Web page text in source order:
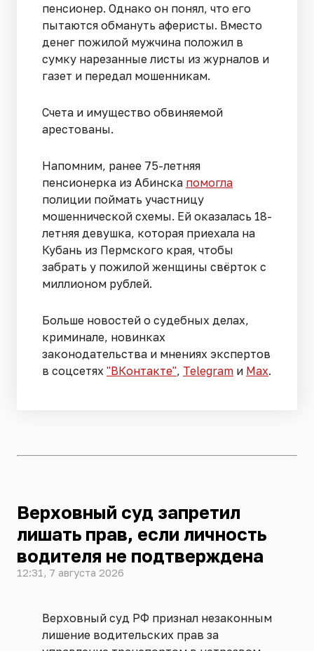
пенсионер. Однако он понял, что его
пытаются обмануть аферисты. Вместо
денег пожилой мужчина положил в
сумку нарезанные листы из журналов и
газет и передал мошенникам.
Счета и имущество обвиняемой
арестованы.
Напомним, ранее 75-летняя
пенсионерка из Абинска помогла
полиции поймать участницу
мошеннической схемы. Ей оказалась 18-
летняя девушка, которая приехала на
Кубань из Пермского края, чтобы
забрать у пожилой женщины свёрток с
миллионом рублей.
Больше новостей о судебных делах,
криминале, новинках
законодательства и мнениях экспертов
в соцсетях "ВКонтакте", Telegram и Max.
Верховный суд запретил
лишать прав, если личность
водителя не подтверждена
12:31, 7 августа 2026
Верховный суд РФ признал незаконным
лишение водительских прав за